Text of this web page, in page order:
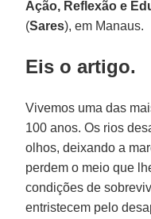
Ação, Reflexão e
(Sares), em Manaus.
Eis o artigo.
Vivemos uma das
100 anos. Os rios
olhos, deixando a
perdem o meio que
condições de
entristecem pelo